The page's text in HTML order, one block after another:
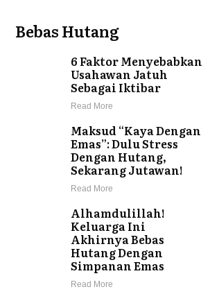
Bebas Hutang
6 Faktor Menyebabkan
Usahawan Jatuh
Sebagai Iktibar
Read More
Maksud “Kaya Dengan
Emas”: Dulu Stress
Dengan Hutang,
Sekarang Jutawan!
Read More
Alhamdulillah!
Keluarga Ini
Akhirnya Bebas
Hutang Dengan
Simpanan Emas
Read More